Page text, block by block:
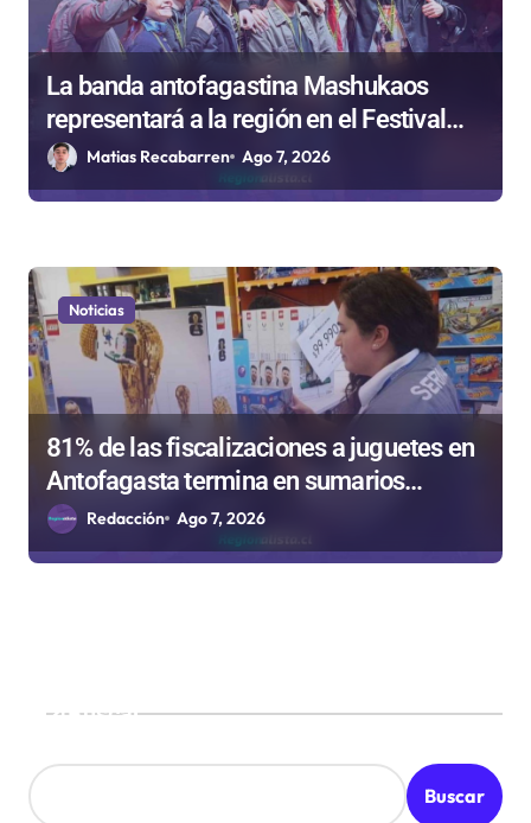
La banda antofagastina Mashukaos
representará a la región en el Festival
Rockódromo de Valparaíso
Matias Recabarren Ago 7, 2026
Noticias
81% de las fiscalizaciones a juguetes en
Antofagasta termina en sumarios
sanitarios
Redacción Ago 7, 2026
Buscar
Buscar